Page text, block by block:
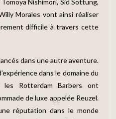
Nishimori, Sid Sottung,
Morales vont ainsi réaliser
difficile à travers cette
dans une autre aventure.
dans le domaine du
Rotterdam Barbers ont
de luxe appelée Reuzel.
réputation dans le monde